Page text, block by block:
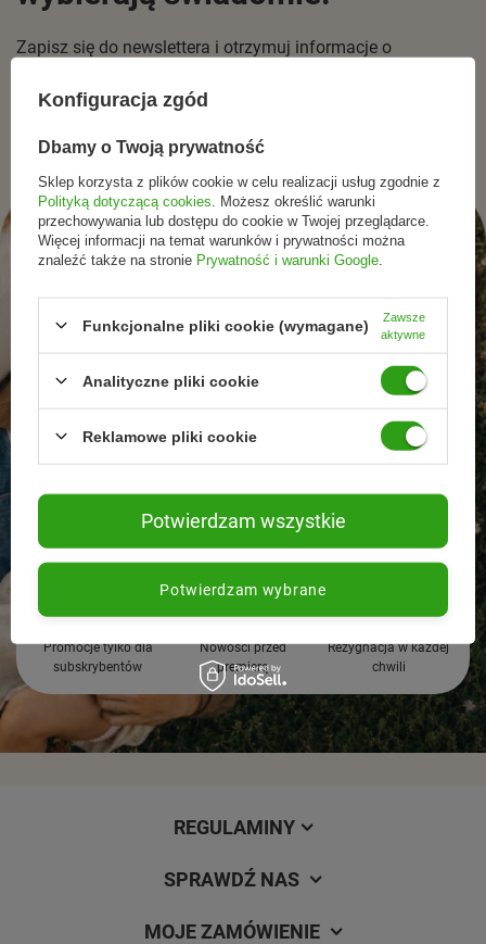
Zapisz się do newslettera i otrzymuj informacje o
naturalnej pielęgnacjii zdrowego stylu życia.
Promocje tylko dla
subskrybentów
Nowości przed
premierą
Rezygnacja w każdej
chwili
REGULAMINY
SPRAWDŹ NAS
MOJE ZAMÓWIENIE
Konfiguracja zgód
Dbamy o Twoją prywatność
Sklep korzysta z plików cookie w celu realizacji usług zgodnie z
Polityką dotyczącą cookies . Możesz określić warunki
przechowywania lub dostępu do cookie w Twojej przeglądarce.
Więcej informacji na temat warunków i prywatności można
znaleźć także na stronie Prywatność i warunki Google
Funkcjonalne pliki cookie (wymagane)
Zawsze
aktywne
Analityczne pliki cookie
Reklamowe pliki cookie
Potwierdzam wybrane
Potwierdzam wszystkie